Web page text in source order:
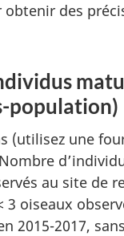
des
population)
(utilisez une
au site de
3 oiseaux
2015-2017,